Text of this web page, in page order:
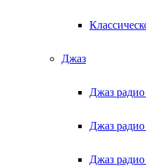
Джаз
Джаз
Джаз
Джаз